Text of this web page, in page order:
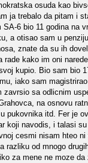
osuda kao
ja trebalo da pitam i
6 bio 11 godina na
a otisao sam u
znate da su ih
rade kako im oni
kupio. Bio sam bio
iako sam
zavrsio sa odlicnim
na osnovu
pukovnika itd. Fer je
koji navodis, i talasi
cesmi nisam hteo ni
razliku od mnogo
za mene ne moze da